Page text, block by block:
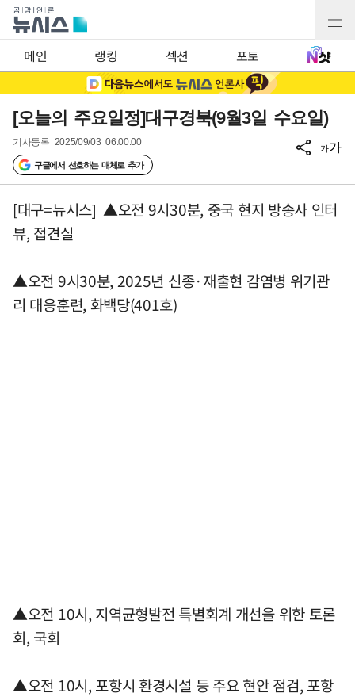
메인 랭킹 섹션 포토
[오늘의 주요일정]대구경북(9월3일 수요일)
기사등록 2025/09/03 06:00:00
구글에서 선호하는 매체로 추가
가가
[대구=뉴시스] ▲오전 9시30분, 중국 현지 방송사 인터
뷰, 접견실
▲오전 9시30분, 2025년 신종·재출현 감염병 위기관
리 대응훈련, 화백당(401호)
▲오전 10시, 지역균형발전 특별회계 개선을 위한 토론
회, 국회
▲오전 10시, 포항시 환경시설 등 주요 현안 점검, 포항